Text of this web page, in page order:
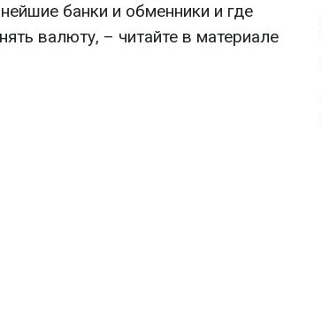
банки и обменники и где
валюту, – читайте в материале